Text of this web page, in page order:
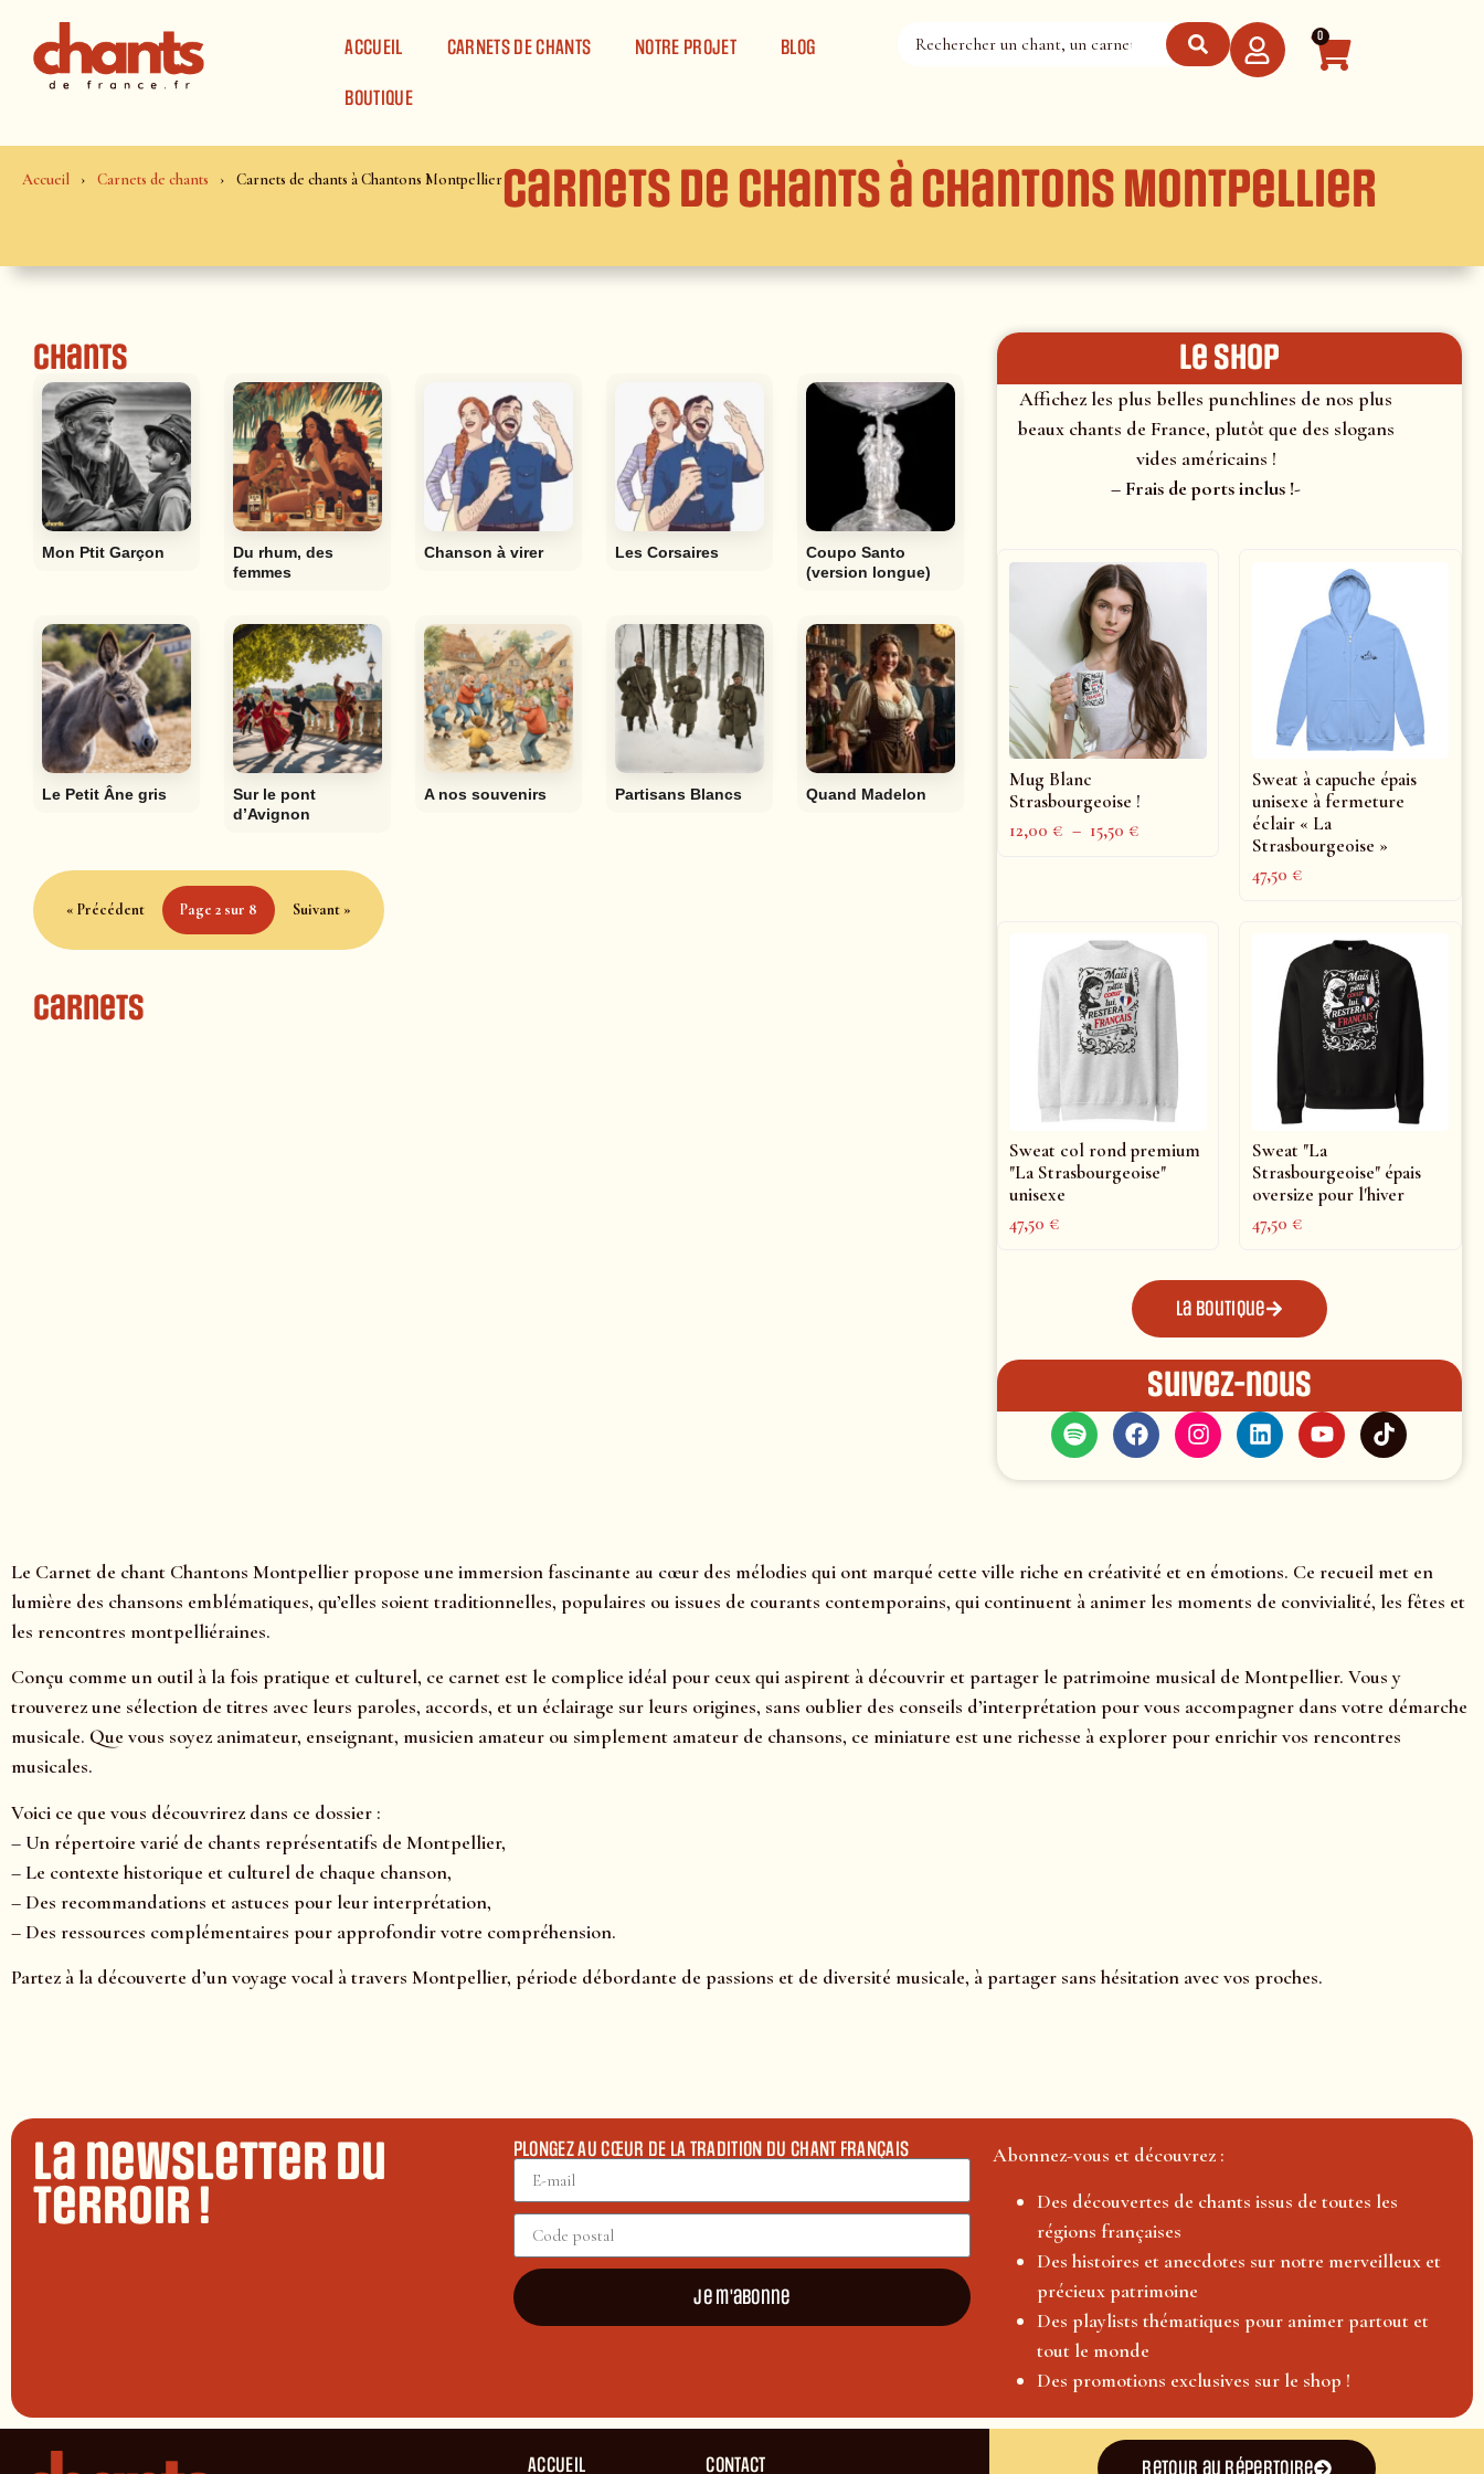
ACCUEIL
CARNETS DE CHANTS NOTRE PROJET BLOG
BOUTIQUE
0
Accueil Carnets de chants Carnets de chants à Chantons MontpellierCarnets de chants à Chantons Montpellier
Chants
Mon Ptit Garçon
Du rhum, des
femmes
Chanson à virer Les Corsaires
Coupo Santo
(version longue)
Le Petit Âne gris
Sur le pont
d’Avignon
A nos souvenirs Partisans Blancs Quand Madelon
« Précédent Page 2 sur 8 Suivant »
Carnets
le shop
Affichez les plus belles punchlines de nos plus
beaux chants de France, plutôt que des slogans
vides américains !
– Frais de ports inclus !-
Mug Blanc
Strasbourgeoise !
12,00€ – 15,50€
Sweat à capuche épais
unisexe à fermeture
éclair « La
Strasbourgeoise »
47,50€
Sweat col rond premium
"La Strasbourgeoise"
unisexe
47,50€
Sweat "La
Strasbourgeoise" épais
oversize pour l'hiver
47,50€
La boutique
Suivez-nous
Le Carnet de chant Chantons Montpellier propose une immersion fascinante au cœur des mélodies qui ont marqué cette ville riche en créativité et en émotions. Ce recueil met en
lumière des chansons emblématiques, qu’elles soient traditionnelles, populaires ou issues de courants contemporains, qui continuent à animer les moments de convivialité, les fêtes et
les rencontres montpelliéraines.
Conçu comme un outil à la fois pratique et culturel, ce carnet est le complice idéal pour ceux qui aspirent à découvrir et partager le patrimoine musical de Montpellier. Vous y
trouverez une sélection de titres avec leurs paroles, accords, et un éclairage sur leurs origines, sans oublier des conseils d’interprétation pour vous accompagner dans votre démarche
musicale. Que vous soyez animateur, enseignant, musicien amateur ou simplement amateur de chansons, ce miniature est une richesse à explorer pour enrichir vos rencontres
musicales.
Voici ce que vous découvrirez dans ce dossier :
– Un répertoire varié de chants représentatifs de Montpellier,
– Le contexte historique et culturel de chaque chanson,
– Des recommandations et astuces pour leur interprétation,
– Des ressources complémentaires pour approfondir votre compréhension.
Partez à la découverte d’un voyage vocal à travers Montpellier, période débordante de passions et de diversité musicale, à partager sans hésitation avec vos proches.
La newsletter du
terroir !
PLONGEZ AU CŒUR DE LA TRADITION DU CHANT FRANÇAIS
Je m'abonne
Abonnez-vous et découvrez :
Des découvertes de chants issus de toutes les
régions françaises
Des histoires et anecdotes sur notre merveilleux et
précieux patrimoine
Des playlists thématiques pour animer partout et
tout le monde
Des promotions exclusives sur le shop !
ACCUEIL CONTACT Retour au répertoire